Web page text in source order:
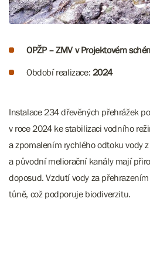
OPŽP – ZMV v Projektovém
Období realizace: 2024
Instalace 234 dřevěných přehrážek
v roce 2024 ke stabilizaci vodního
a zpomalením rychlého odtoku vody
a původní meliorační kanály mají
doposud. Vzdutí vody za
tůně, což podporuje biodiverzitu.